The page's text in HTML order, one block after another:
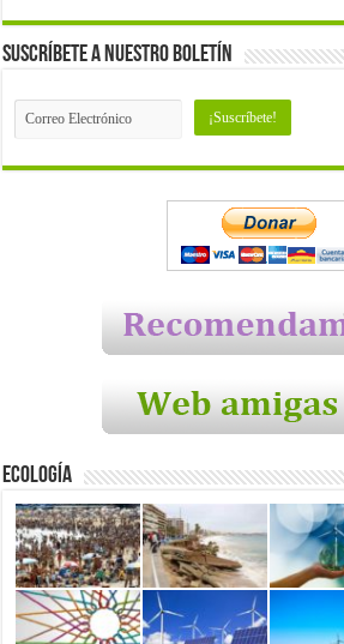
Suscríbete a nuestro Boletín
Ecología